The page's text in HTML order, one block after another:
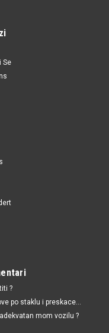
/ 1J0698151H /
/ 6Q0698151 /
Se
?
po staklu i preskace...
mom vozilu ?